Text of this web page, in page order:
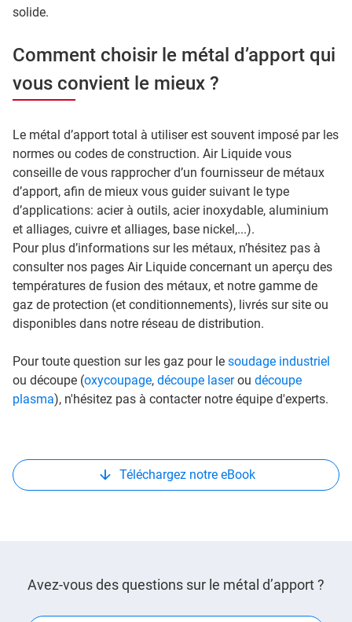
solide.
Comment choisir le métal d’apport qui
vous convient le mieux ?
Le métal d’apport total à utiliser est souvent imposé par les
normes ou codes de construction. Air Liquide vous
conseille de vous rapprocher d’un fournisseur de métaux
d’apport, afin de mieux vous guider suivant le type
d’applications: acier à outils, acier inoxydable, aluminium
et alliages, cuivre et alliages, base nickel,...).
Pour plus d’informations sur les métaux, n’hésitez pas à
consulter nos pages Air Liquide concernant un aperçu des
températures de fusion des métaux, et notre gamme de
gaz de protection (et conditionnements), livrés sur site ou
disponibles dans notre réseau de distribution.
Pour toute question sur les gaz pour le soudage industriel
ou découpe (oxycoupage, découpe laserou découpe
plasma), n'hésitez pas à contacter notre équipe d'experts.
Téléchargez notre eBook
Avez-vous des questions sur le métal d’apport ?